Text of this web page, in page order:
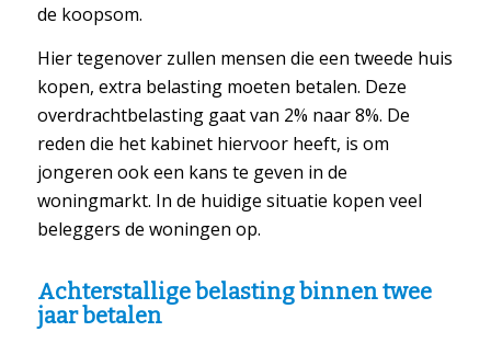
de koopsom.
Hier tegenover zullen mensen die een tweede huis
kopen, extra belasting moeten betalen. Deze
overdrachtbelasting gaat van 2% naar 8%. De
reden die het kabinet hiervoor heeft, is om
jongeren ook een kans te geven in de
woningmarkt. In de huidige situatie kopen veel
beleggers de woningen op.
Achterstallige belasting binnen twee
jaar betalen